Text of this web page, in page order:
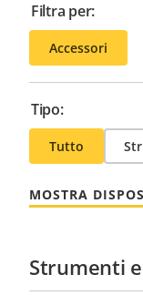
Filtra per:
Accessori
Tipo:
Tutto
MOSTRA
Strumenti